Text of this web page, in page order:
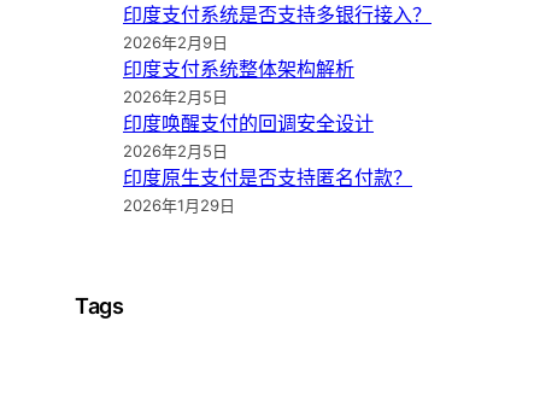
印度支付系统是否支持多银行接入？
2026年2月9日
印度支付系统整体架构解析
2026年2月5日
印度唤醒支付的回调安全设计
2026年2月5日
印度原生支付是否支持匿名付款？
2026年1月29日
Tags